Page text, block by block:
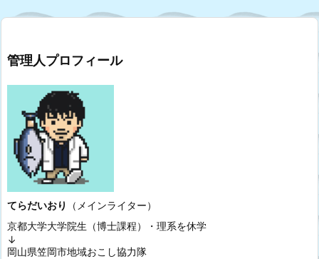
管理人プロフィール
てらだいおり
（メインライター）
京都大学大学院生（博士課程）・理系を休学
↓
岡山県笠岡市地域おこし協力隊